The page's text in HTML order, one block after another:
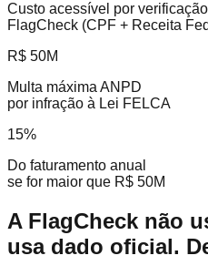
Custo acessível por verificação
FlagCheck (CPF + Receita
R$ 50M
Multa máxima ANPD
por infração à Lei FELCA
15%
Do faturamento anual
se for maior que R$ 50M
A FlagCheck não
usa dado oficial.